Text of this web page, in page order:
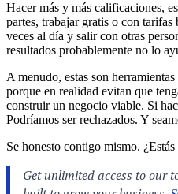
Hacer más y más calificaciones,
partes, trabajar gratis o con
veces al día y salir con otras
resultados probablemente no lo
A menudo, estas son
porque en realidad evitan que
construir un negocio viable. Si
Podríamos ser rechazados. Y
Se honesto contigo mismo.